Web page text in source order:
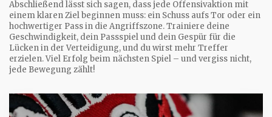
Abschließend lässt sich sagen, dass jede Offensivaktion mit
einem klaren Ziel beginnen muss: ein Schuss aufs Tor oder ein
hochwertiger Pass in die Angriffszone. Trainiere deine
Geschwindigkeit, dein Passspiel und dein Gespür für die
Lücken in der Verteidigung, und du wirst mehr Treffer
erzielen. Viel Erfolg beim nächsten Spiel – und vergiss nicht,
jede Bewegung zählt!